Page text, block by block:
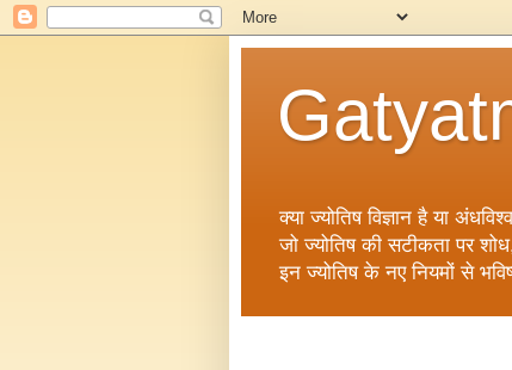
क्या ज्योतिष विज्ञान है या
जो ज्योतिष की सटीकता पर
इन ज्योतिष के नए नियमों से